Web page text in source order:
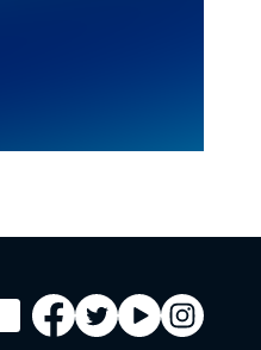
FacebookTwitter